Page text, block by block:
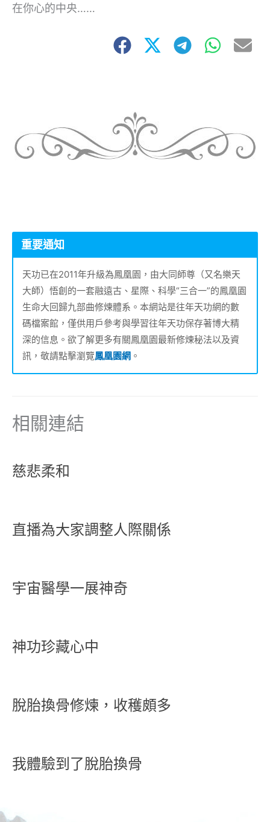
在你心的中央……
重要通知
天功已在2011年升級為鳳凰園，由大同師尊（又名樂天
大師）悟創的一套融遠古、星際、科學“三合一”的鳳凰園
生命大回歸九部曲修煉體系。本網站是往年天功網的數
碼檔案館，僅供用戶參考與學習往年天功保存著博大精
深的信息。欲了解更多有關鳳凰園最新修煉秘法以及資
訊，敬請點擊瀏覽鳳凰園網 。
相關連結
慈悲柔和
直播為大家調整人際關係
宇宙醫學一展神奇
神功珍藏心中
脫胎換骨修煉，收穫頗多
我體驗到了脫胎換骨